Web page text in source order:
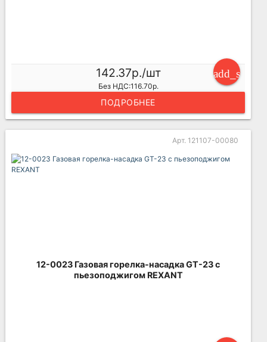
142.37р./шт
Без НДС:116.70р.
ПОДРОБНЕЕ
Арт. 121107-00080
12-0023 Газовая горелка-насадка GT-23 с
пьезоподжигом REXANT